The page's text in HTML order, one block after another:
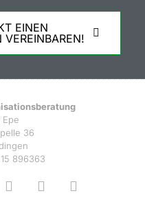
EINEN
VEREINBAREN!
36
896363